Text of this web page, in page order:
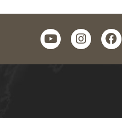
facebook
instagram
youtube